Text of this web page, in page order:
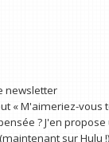
newsletter
« M'aimeriez-vous
? J'en
sur Hulu